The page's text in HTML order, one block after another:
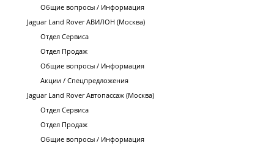
Общие вопросы / Информация
Jaguar Land Rover АВИЛОН (Москва)
Отдел Сервиса
Отдел Продаж
Общие вопросы / Информация
Акции / Спецпредложения
Jaguar Land Rover Автопассаж (Москва)
Отдел Сервиса
Отдел Продаж
Общие вопросы / Информация